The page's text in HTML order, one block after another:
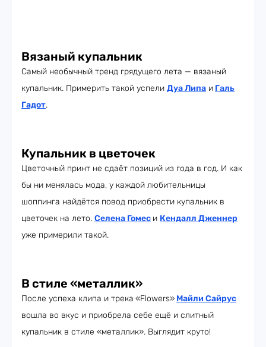
Вязаный купальник
Самый необычный тренд грядущего лета — вязаный
купальник. Примерить такой успели Дуа Липа и Галь
Гадот.
Купальник в цветочек
Цветочный принт не сдаёт позиций из года в год. И как
бы ни менялась мода, у каждой любительницы
шоппинга найдётся повод приобрести купальник в
цветочек на лето. Селена Гомес и Кендалл Дженнер
уже примерили такой.
В стиле «металлик»
После успеха клипа и трека «Flowers» Майли Сайрус
вошла во вкус и приобрела себе ещё и слитный
купальник в стиле «металлик». Выглядит круто!